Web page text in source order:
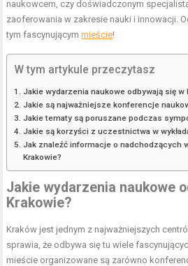
naukowcem, czy doświadczonym
zaoferowania w zakresie nauki i innowacji.
tym fascynującymmieście!
W tym artykule przeczytasz
Jakie wydarzenia naukowe odbywają się w
Jakie są najważniejsze konferencje
Jakie tematy są poruszane podczas
Jakie są korzyści z uczestnictwa w
Jak znaleźć informacje o nadchodzących
Krakowie?
Jakie wydarzenia naukowe
Krakowie?
Kraków jest jednym z najważniejszych
sprawia, że odbywa się tu wiele
mieście organizowane są zarówno